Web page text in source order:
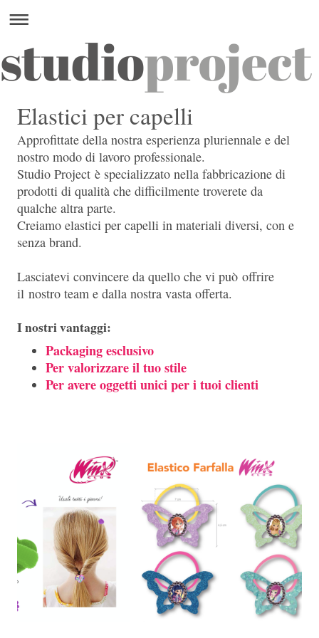
Elastici per capelli
Approfittate della nostra esperienza pluriennale e del
nostro modo di lavoro professionale.
Studio Project è specializzato nella fabbricazione di
prodotti di qualità che difficilmente troverete da
qualche altra parte.
Creiamo elastici per capelli in materiali diversi, con e
senza brand.
Lasciatevi convincere da quello che vi può offrire
il nostro team e dalla nostra vasta offerta.
I nostri vantaggi:
Packaging esclusivo
Per valorizzare il tuo stile
Per avere oggetti unici per i tuoi clienti